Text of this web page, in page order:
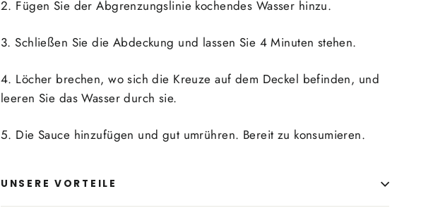
2. Fügen Sie der Abgrenzungslinie kochendes Wasser hinzu.
3. Schließen Sie die Abdeckung und lassen Sie 4 Minuten stehen.
4. Löcher brechen, wo sich die Kreuze auf dem Deckel befinden, und
leeren Sie das Wasser durch sie.
5. Die Sauce hinzufügen und gut umrühren. Bereit zu konsumieren.
UNSERE VORTEILE